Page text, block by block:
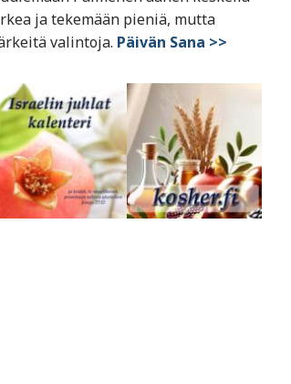
ja tekemään pieniä, mutta
valintoja. Päivän Sana >>